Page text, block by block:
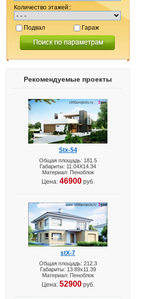
Количество этажей::
Подвал Гараж
Рекомендуемые проекты
Stx-54
Общая площадь: 181.5
Габариты: 11.04X14.34
Материал: Пеноблок
Цена: 46900руб.
stX-7
Общая площадь: 212.3
Габариты: 13.89х11.39
Материал: Пеноблок
Цена: 52900руб.